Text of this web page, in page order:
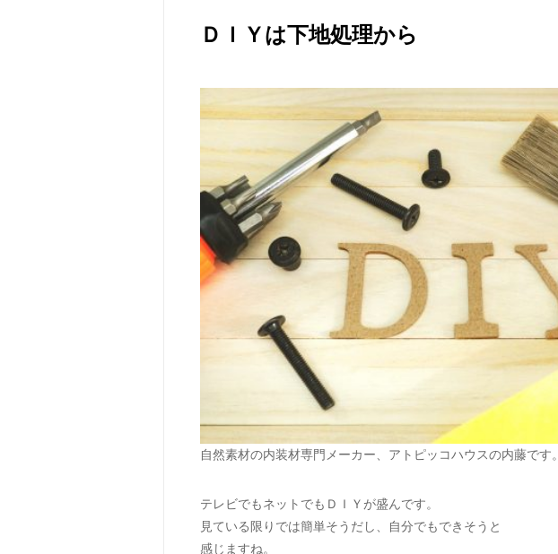
ＤＩＹは下地処理から
自然素材の内装材専門メーカー、アトピッコハウスの内藤です。
テレビでもネットでもＤＩＹが盛んです。
見ている限りでは簡単そうだし、自分でもできそうと
感じますね。